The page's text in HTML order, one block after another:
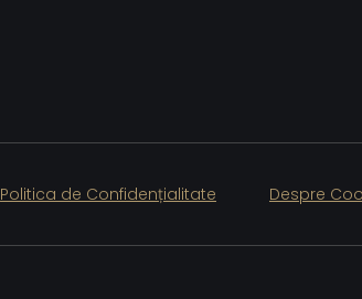
Politica de Confidențialitate Despre